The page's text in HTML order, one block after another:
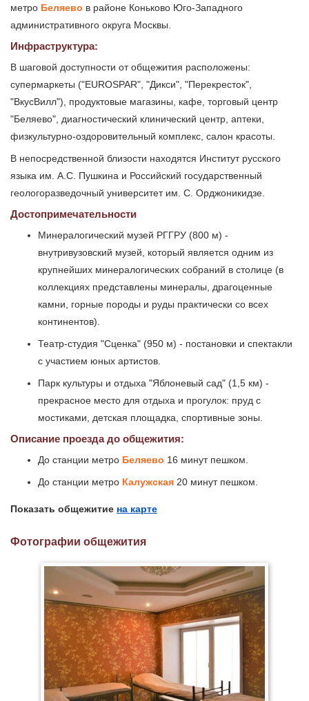
метро Беляево в районе Коньково Юго-Западного
административного округа Москвы.
Инфраструктура:
В шаговой доступности от общежития расположены:
супермаркеты ("EUROSPAR", "Дикси", "Перекресток",
"ВкусВилл"), продуктовые магазины, кафе, торговый центр
"Беляево", диагностический клинический центр, аптеки,
физкультурно-оздоровительный комплекс, салон красоты.
В непосредственной близости находятся Институт русского
языка им. А.С. Пушкина и Российский государственный
геологоразведочный университет им. С. Орджоникидзе.
Достопримечательности
Минералогический музей РГГРУ (800 м) -
внутривузовский музей, который является одним из
крупнейших минералогических собраний в столице (в
коллекциях представлены минералы, драгоценные
камни, горные породы и руды практически со всех
континентов).
Театр-студия "Сценка" (950 м) - постановки и спектакли
с участием юных артистов.
Парк культуры и отдыха "Яблоневый сад" (1,5 км) -
прекрасное место для отдыха и прогулок: пруд с
мостиками, детская площадка, спортивные зоны.
Описание проезда до общежития:
До станции метро Беляево 16 минут пешком.
До станции метро Калужская 20 минут пешком.
Показать общежитие на карте
Фотографии общежития